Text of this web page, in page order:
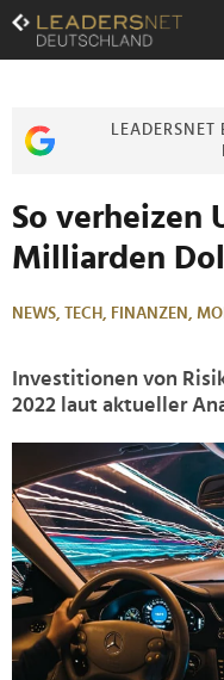
Zum
Inhalt
Zur
Zur
So verheizen
Milliarden
NEWS, TECH, FINANZEN,
Investitionen von
2022 laut aktueller